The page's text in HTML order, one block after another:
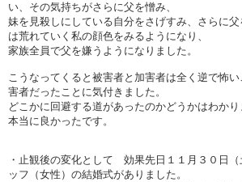
い、その気持ちがさらに父を憎み、
妹を見殺しにしている自分をさげすみ、さらに
は荒れていく私の顔色をみるようになり、
家族全員で父を嫌うようになりました。
こうなってくると被害者と加害者は全く逆で怖
害者だったことに気付きました。
どこかに回避する道があったのかどうかはわか
本当に良かったです。
・止観後の変化として 効果先日１１月３０日（
ッフ（女性）の結婚式がありました。